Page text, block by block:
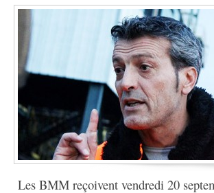
Les BMM reçoivent vendredi 20